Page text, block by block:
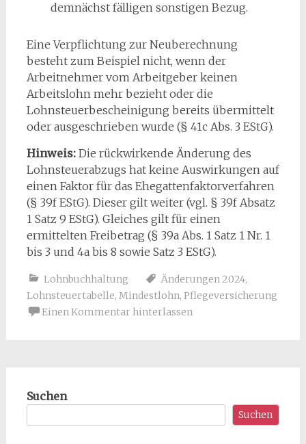
demnächst fälligen sonstigen Bezug.
Eine Verpflichtung zur Neuberechnung
besteht zum Beispiel nicht, wenn der
Arbeitnehmer vom Arbeitgeber keinen
Arbeitslohn mehr bezieht oder die
Lohnsteuerbescheinigung bereits übermittelt
oder ausgeschrieben wurde (§ 41c Abs. 3 EStG).
Hinweis: Die rückwirkende Änderung des
Lohnsteuerabzugs hat keine Auswirkungen auf
einen Faktor für das Ehegattenfaktorverfahren
(§ 39f EStG). Dieser gilt weiter (vgl. § 39f Absatz
1 Satz 9 EStG). Gleiches gilt für einen
ermittelten Freibetrag (§ 39a Abs. 1 Satz 1 Nr. 1
bis 3 und 4a bis 8 sowie Satz 3 EStG).
Lohnbuchhaltung Änderungen 2024,
Lohnsteuertabelle, Mindestlohn, Pflegeversicherung
Einen Kommentar hinterlassen
Suchen
Suchen